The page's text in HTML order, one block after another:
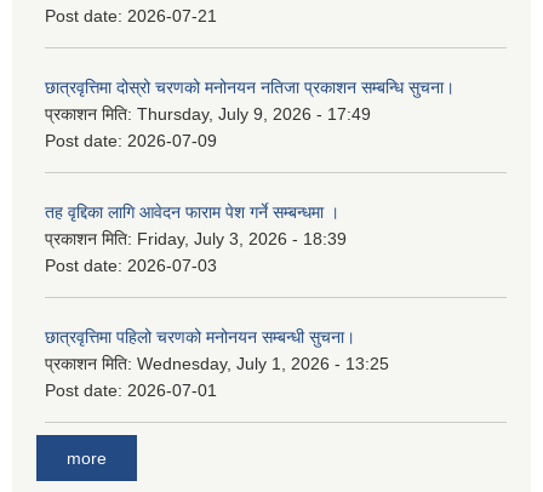
Post date: 2026-07-21
छात्रवृत्तिमा दोस्रो चरणको मनोनयन नतिजा प्रकाशन सम्बन्धि सुचना।
प्रकाशन मिति: Thursday, July 9, 2026 - 17:49
Post date: 2026-07-09
तह वृद्दिका लागि आवेदन फाराम पेश गर्ने सम्बन्धमा ।
प्रकाशन मिति: Friday, July 3, 2026 - 18:39
Post date: 2026-07-03
छात्रवृत्तिमा पहिलो चरणको मनोनयन सम्बन्धी सुचना।
प्रकाशन मिति: Wednesday, July 1, 2026 - 13:25
Post date: 2026-07-01
more